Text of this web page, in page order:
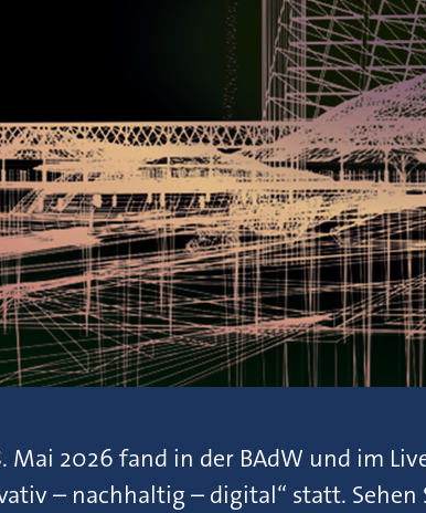
Mai 2026 fand in der BAdW und im
– nachhaltig – digital“ statt.